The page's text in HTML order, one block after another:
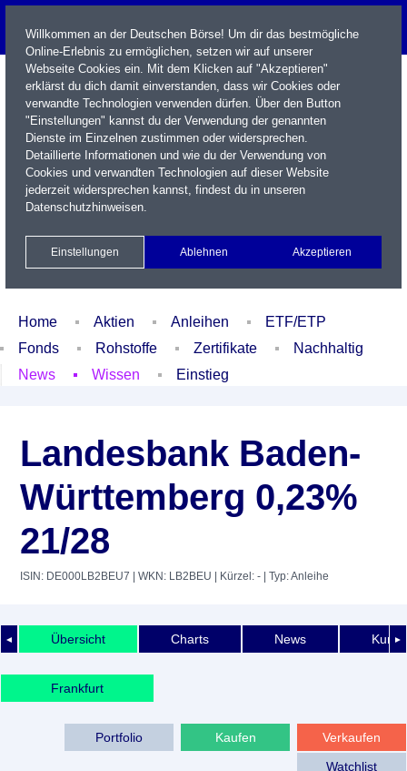
Name / WKN / ISIN / Kürzel
Xetra Realtime
Watchlist Portfolio Login
Home Aktien Anleihen
ETF/ETP
Fonds
Rohstoffe Zertifikate
Nachhaltig
News
Wissen Einstieg
Landesbank Baden-
Württemberg 0,23%
21/28
ISIN: DE000LB2BEU7 | WKN: LB2BEU | Kürzel: - | Typ: Anleihe
◄ ►
Übersicht Charts News
Frankfurt
Verkaufen
Kaufen
Portfolio
Watchlist
Willkommen an der Deutschen Börse! Um dir das bestmögliche
Online-Erlebnis zu ermöglichen, setzen wir auf unserer
Webseite Cookies ein. Mit dem Klicken auf "Akzeptieren"
erklärst du dich damit einverstanden, dass wir Cookies oder
verwandte Technologien verwenden dürfen. Über den Button
"Einstellungen" kannst du der Verwendung der genannten
Dienste im Einzelnen zustimmen oder widersprechen.
Detaillierte Informationen und wie du der Verwendung von
Cookies und verwandten Technologien auf dieser Website
jederzeit widersprechen kannst, findest du in unseren
Datenschutzhinweisen.
Einstellungen Ablehnen Akzeptieren